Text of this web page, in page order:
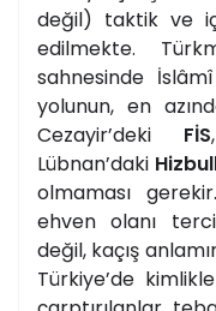
değil) taktik ve
edilmekte.
sahnesinde
yolunun, en
Cezayir’deki FİS
Lübnan’daki
olmaması
ehven olanı
değil, kaçış
Türkiye’de